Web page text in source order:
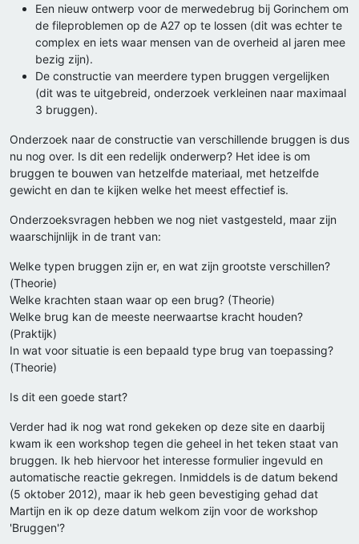
Een nieuw ontwerp voor de merwedebrug bij Gorinchem om
de fileproblemen op de A27 op te lossen (dit was echter te
complex en iets waar mensen van de overheid al jaren mee
bezig zijn).
De constructie van meerdere typen bruggen vergelijken
(dit was te uitgebreid, onderzoek verkleinen naar maximaal
3 bruggen).
Onderzoek naar de constructie van verschillende bruggen is dus
nu nog over. Is dit een redelijk onderwerp? Het idee is om
bruggen te bouwen van hetzelfde materiaal, met hetzelfde
gewicht en dan te kijken welke het meest effectief is.
Onderzoeksvragen hebben we nog niet vastgesteld, maar zijn
waarschijnlijk in de trant van:
Welke typen bruggen zijn er, en wat zijn grootste verschillen?
(Theorie)
Welke krachten staan waar op een brug? (Theorie)
Welke brug kan de meeste neerwaartse kracht houden?
(Praktijk)
In wat voor situatie is een bepaald type brug van toepassing?
(Theorie)
Is dit een goede start?
Verder had ik nog wat rond gekeken op deze site en daarbij
kwam ik een workshop tegen die geheel in het teken staat van
bruggen. Ik heb hiervoor het interesse formulier ingevuld en
automatische reactie gekregen. Inmiddels is de datum bekend
(5 oktober 2012), maar ik heb geen bevestiging gehad dat
Martijn en ik op deze datum welkom zijn voor de workshop
'Bruggen'?